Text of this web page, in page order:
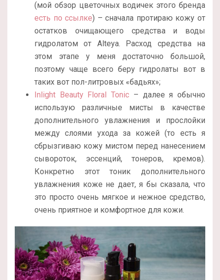
(мой обзор цветочных водичек этого бренда
есть по ссылке) – сначала протираю кожу от
остатков очищающего средства и воды
гидролатом от Alteya. Расход средства на
этом этапе у меня достаточно большой,
поэтому чаще всего беру гидролаты вот в
таких вот пол-литровых «бадьях»;
Inlight Beauty Floral Tonic – далее я обычно
использую различные мисты в качестве
дополнительного увлажнения и прослойки
между слоями ухода за кожей (то есть я
сбрызгиваю кожу мистом перед нанесением
сывороток, эссенций, тонеров, кремов).
Конкретно этот тоник дополнительного
увлажнения коже не дает, я бы сказала, что
это просто очень мягкое и нежное средство,
очень приятное и комфортное для кожи.